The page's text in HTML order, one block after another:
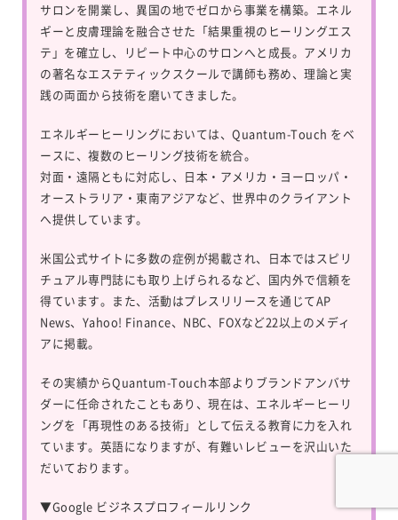
サロンを開業し、異国の地でゼロから事業を構築。エネル
ギーと皮膚理論を融合させた「結果重視のヒーリングエス
テ」を確立し、リピート中心のサロンへと成長。アメリカ
の著名なエステティックスクールで講師も務め、理論と実
践の両面から技術を磨いてきました。
エネルギーヒーリングにおいては、 Quantum-Touch をベ
ースに、複数のヒーリング技術を統合。
対面・遠隔ともに対応し、日本・アメリカ・ヨーロッパ・
オーストラリア・東南アジアなど、世界中のクライアント
へ提供しています。
米国公式サイトに多数の症例が掲載され、日本ではスピリ
チュアル専門誌にも取り上げられるなど、国内外で信頼を
得ています。また、活動はプレスリリースを通じてAP
News、Yahoo! Finance、NBC、FOXなど22以上のメディ
アに掲載。
その実績からQuantum-Touch本部よりブランドアンバサ
ダーに任命されたこともあり、現在は、エネルギーヒーリ
ングを「再現性のある技術」として伝える教育に力を入れ
ています。英語になりますが、有難いレビューを沢山いた
だいております。
▼Google ビジネスプロフィールリンク